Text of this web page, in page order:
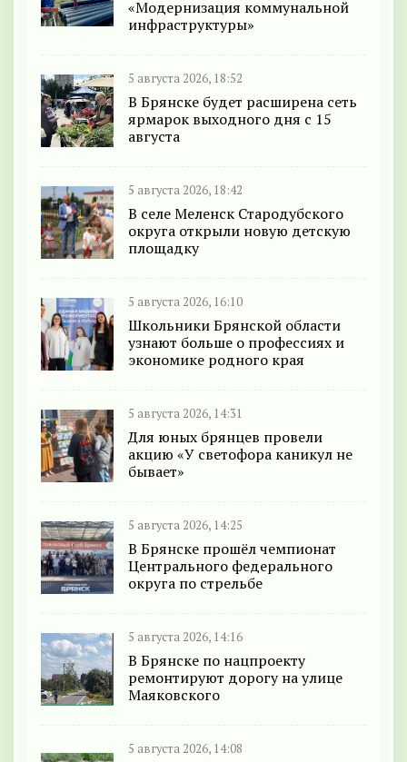
«Модернизация коммунальной
инфраструктуры»
5 августа 2026, 18:52
В Брянске будет расширена сеть
ярмарок выходного дня с 15
августа
5 августа 2026, 18:42
В селе Меленск Стародубского
округа открыли новую детскую
площадку
5 августа 2026, 16:10
Школьники Брянской области
узнают больше о профессиях и
экономике родного края
5 августа 2026, 14:31
Для юных брянцев провели
акцию «У светофора каникул не
бывает»
5 августа 2026, 14:25
В Брянске прошёл чемпионат
Центрального федерального
округа по стрельбе
5 августа 2026, 14:16
В Брянске по нацпроекту
ремонтируют дорогу на улице
Маяковского
5 августа 2026, 14:08